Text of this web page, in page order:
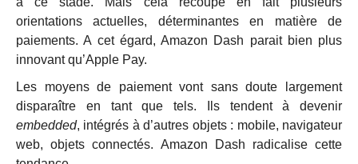
orientations actuelles, déterminantes en matière de
paiements. A cet égard, Amazon Dash parait bien plus
innovant qu’Apple Pay.
Les moyens de paiement vont sans doute largement
disparaître en tant que tels. Ils tendent à devenir
embedded, intégrés à d’autres objets : mobile, navigateur
web, objets connectés. Amazon Dash radicalise cette